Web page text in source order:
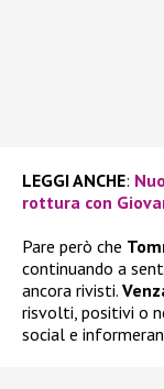
LEGGI ANCHE:
rottura con
Pare però che
continuando a
ancora rivisti.
risvolti, positivi o
social e